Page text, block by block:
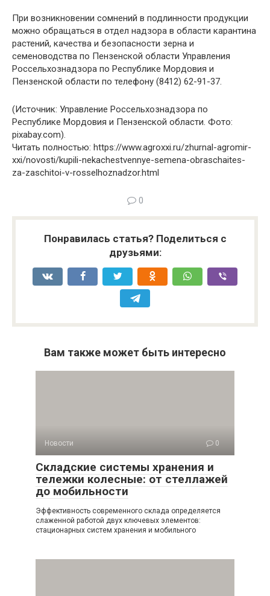
При возникновении сомнений в подлинности продукции
можно обращаться в отдел надзора в области карантина
растений, качества и безопасности зерна и
семеноводства по Пензенской области Управления
Россельхознадзора по Республике Мордовия и
Пензенской области по телефону (8412) 62-91-37.
(Источник: Управление Россельхознадзора по
Республике Мордовия и Пензенской области. Фото:
pixabay.com).
Читать полностью: https://www.agroxxi.ru/zhurnal-agromir-
xxi/novosti/kupili-nekachestvennye-semena-obraschaites-
za-zaschitoi-v-rosselhoznadzor.html
0
Понравилась статья? Поделиться с
друзьями:
Вам также может быть интересно
Новости 0
Складские системы хранения и
тележки колесные: от стеллажей
до мобильности
Эффективность современного склада определяется
слаженной работой двух ключевых элементов:
стационарных систем хранения и мобильного